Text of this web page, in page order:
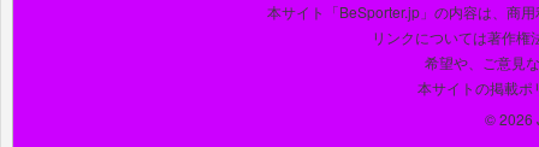
本サイト「BeSporter.jp」の内容は、商
リンクについては著作権
希望や、ご意見
本サイトの掲載ポ
© 2026